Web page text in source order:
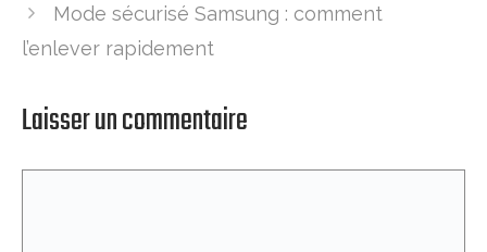
Mode sécurisé Samsung : comment
l’enlever rapidement
Laisser un commentaire